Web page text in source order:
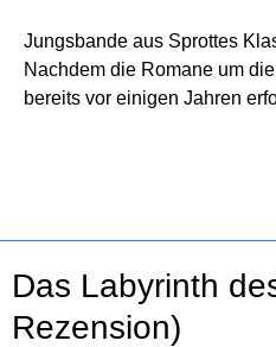
Jungsbande aus Sprottes
Nachdem die Romane um
bereits vor einigen Jahren
Das Labyrinth
Rezension)